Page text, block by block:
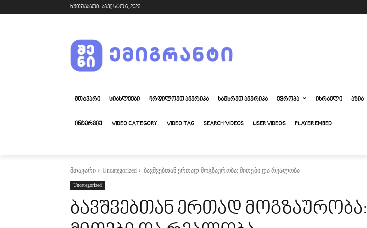
ხუთშაბათი, აგვისტო 6, 2026
ᲛᲗᲐᲕᲐᲠᲘ ᲡᲘᲐᲮᲚᲔᲔᲑᲘ ᲩᲠᲓᲘᲚᲝᲔᲗ ᲐᲛᲔᲠᲘᲙᲐ ᲡᲐᲛᲮᲠᲔᲗ ᲐᲛᲔᲠᲘᲙᲐ ᲔᲕᲠᲝᲞᲐ ᲘᲡᲠᲐᲔᲚᲘ ᲐᲖᲘᲐ
ᲘᲜᲢᲔᲠᲕᲘᲣ VIDEO CATEGORY VIDEO TAG SEARCH VIDEOS USER VIDEOS PLAYER EMBED
მთავარი Uncategorized ბავშვებთან ერთად მოგზაურობა: მითები და რეალობა
Uncategorized
ბავშვებთან ერთად მოგზაურობა: